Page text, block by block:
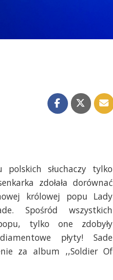
słuchaczy tylko
zdołała dorównać
królowej popu Lady
Spośród wszystkich
tylko one zdobyły
płyty! Sade
za album ,,Soldier Of